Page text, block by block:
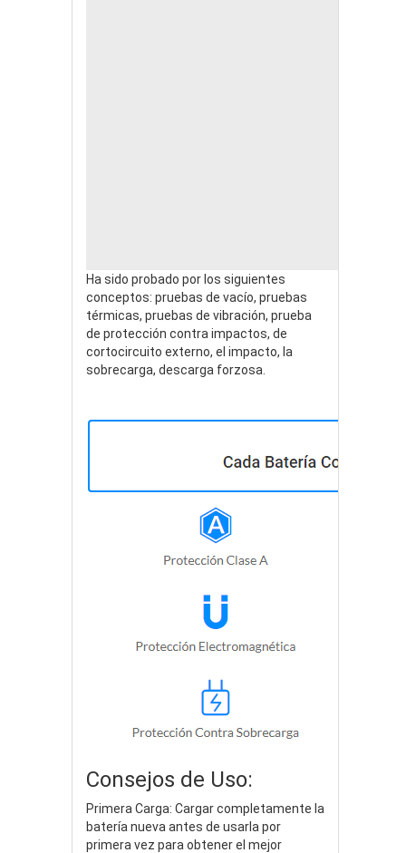
Ha sido probado por los siguientes
conceptos: pruebas de vacío, pruebas
térmicas, pruebas de vibración, prueba
de protección contra impactos, de
cortocircuito externo, el impacto, la
sobrecarga, descarga forzosa.
Consejos de Uso:
Primera Carga: Cargar completamente la
batería nueva antes de usarla por
primera vez para obtener el mejor